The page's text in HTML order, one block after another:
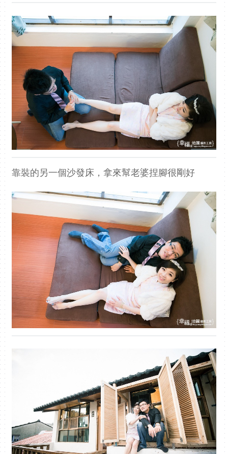
靠裝的另一個沙發床，拿來幫老婆捏腳很剛好